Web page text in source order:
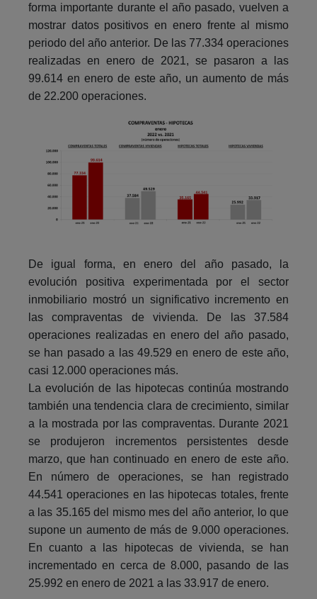
forma importante durante el año pasado, vuelven a
mostrar datos positivos en enero frente al mismo
periodo del año anterior. De las 77.334 operaciones
realizadas en enero de 2021, se pasaron a las
99.614 en enero de este año, un aumento de más
de 22.200 operaciones.
De igual forma, en enero del año pasado, la
evolución positiva experimentada por el sector
inmobiliario mostró un significativo incremento en
las compraventas de vivienda. De las 37.584
operaciones realizadas en enero del año pasado,
se han pasado a las 49.529 en enero de este año,
casi 12.000 operaciones más.
La evolución de las hipotecas continúa mostrando
también una tendencia clara de crecimiento, similar
a la mostrada por las compraventas. Durante 2021
se produjeron incrementos persistentes desde
marzo, que han continuado en enero de este año.
En número de operaciones, se han registrado
44.541 operaciones en las hipotecas totales, frente
a las 35.165 del mismo mes del año anterior, lo que
supone un aumento de más de 9.000 operaciones.
En cuanto a las hipotecas de vivienda, se han
incrementado en cerca de 8.000, pasando de las
25.992 en enero de 2021 a las 33.917 de enero.